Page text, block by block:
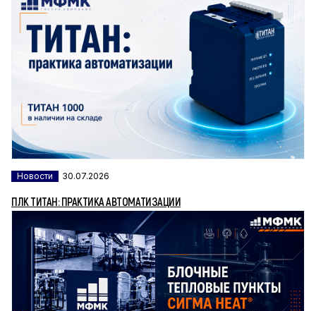
Новости 30.07.2026
ПЛК ТИТАН: ПРАКТИКА АВТОМАТИЗАЦИИ